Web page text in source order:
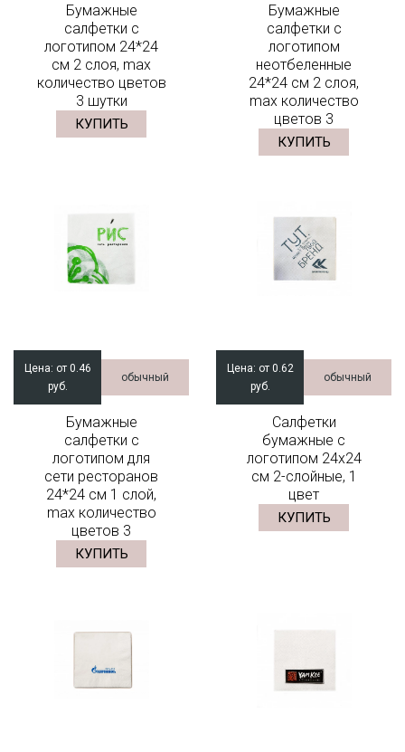
Бумажные
салфетки с
логотипом 24*24
см 2 слоя, max
количество цветов
3 шутки
КУПИТЬ
Бумажные
салфетки с
логотипом
неотбеленные
24*24 см 2 слоя,
max количество
цветов 3
КУПИТЬ
Цена: от 0.46
руб.
обычный
Бумажные
салфетки с
логотипом для
сети ресторанов
24*24 см 1 слой,
max количество
цветов 3
КУПИТЬ
Цена: от 0.62
руб.
обычный
Салфетки
бумажные с
логотипом 24x24
см 2-слойные, 1
цвет
КУПИТЬ